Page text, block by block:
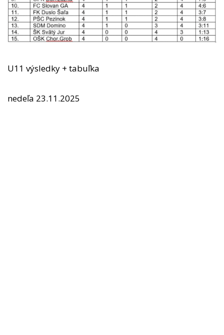
U11 výsledky + tabuľka
nedeľa 23.11.2025